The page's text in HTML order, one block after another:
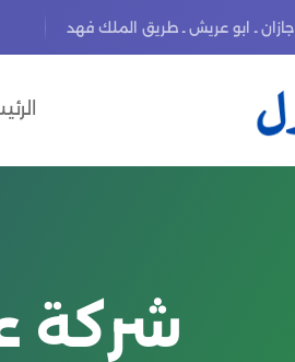
جازان ـ ابو عريش ـ طريق الملك فهد
شركة